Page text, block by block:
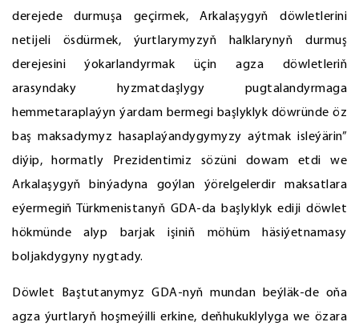
derejede durmuşa geçirmek, Arkalaşygyň döwletlerini
netijeli ösdürmek, ýurtlarymyzyň halklarynyň durmuş
derejesini ýokarlandyrmak üçin agza döwletleriň
arasyndaky hyzmatdaşlygy pugtalandyrmaga
hemmetaraplaýyn ýardam bermegi başlyklyk döwründe öz
baş maksadymyz hasaplaýandygymyzy aýtmak isleýärin”
diýip, hormatly Prezidentimiz sözüni dowam etdi we
Arkalaşygyň binýadyna goýlan ýörelgelerdir maksatlara
eýermegiň Türkmenistanyň GDA-da başlyklyk ediji döwlet
hökmünde alyp barjak işiniň möhüm häsiýetnamasy
boljakdygyny nygtady.
Döwlet Baştutanymyz GDA-nyň mundan beýläk-de oňa
agza ýurtlaryň hoşmeýilli erkine, deňhukuklylyga we özara